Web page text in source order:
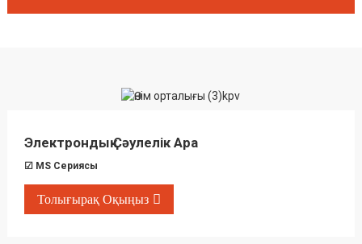
Электрондық Сәулелік Ара
☑ MS Сериясы
Толығырақ Оқыңыз